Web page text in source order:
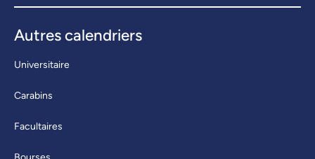
Autres calendriers
Universitaire
Carabins
Facultaires